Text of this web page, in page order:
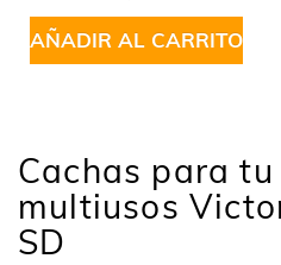
AÑADIR AL CARRITO
Cachas para
multiusos
SD